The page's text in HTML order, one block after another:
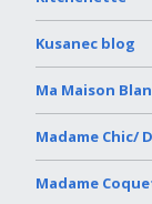
Kusanec blog
Ma Maison
Madame Chic/
Madame